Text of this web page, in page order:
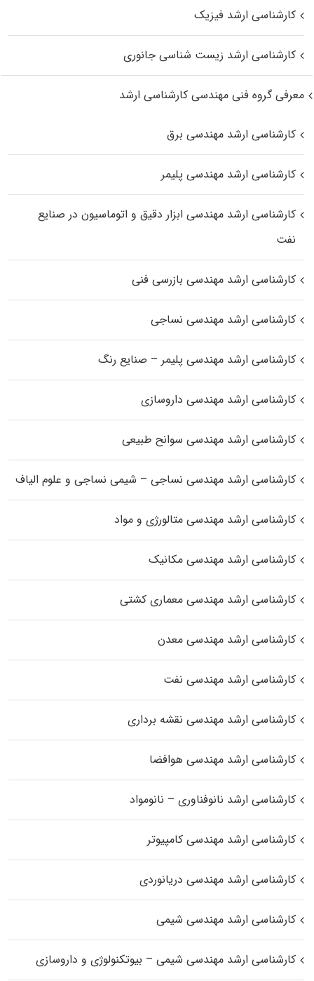
کارشناسی ارشد فیزیک
کارشناسی ارشد زیست‌ شناسی جانوری
معرفی گروه فنی مهندسی کارشناسی ارشد
کارشناسی ارشد مهندسی برق
کارشناسی ارشد مهندسی پلیمر
کارشناسی ارشد مهندسی ابزار دقیق و اتوماسیون در صنایع
نفت
کارشناسی ارشد مهندسی بازرسی فنی
کارشناسی ارشد مهندسی نساجی
کارشناسی ارشد مهندسی پلیمر – صنایع رنگ
کارشناسی ارشد مهندسی داروسازی
کارشناسی ارشد مهندسی سوانح طبیعی
کارشناسی ارشد مهندسی نساجی – شیمی نساجی و علوم الیاف
کارشناسی ارشد مهندسی متالورژی و مواد
کارشناسی ارشد مهندسی مکانیک
کارشناسی ارشد مهندسی معماری کشتی
کارشناسی ارشد مهندسی معدن
کارشناسی ارشد مهندسی نفت
کارشناسی ارشد مهندسی نقشه برداری
کارشناسی ارشد مهندسی هوافضا
کارشناسی ارشد نانوفناوری – نانومواد
کارشناسی ارشد مهندسی کامپیوتر
کارشناسی ارشد مهندسی دریانوردی
کارشناسی ارشد مهندسی شیمی
کارشناسی ارشد مهندسی شیمی – بیوتکنولوژی و داروسازی